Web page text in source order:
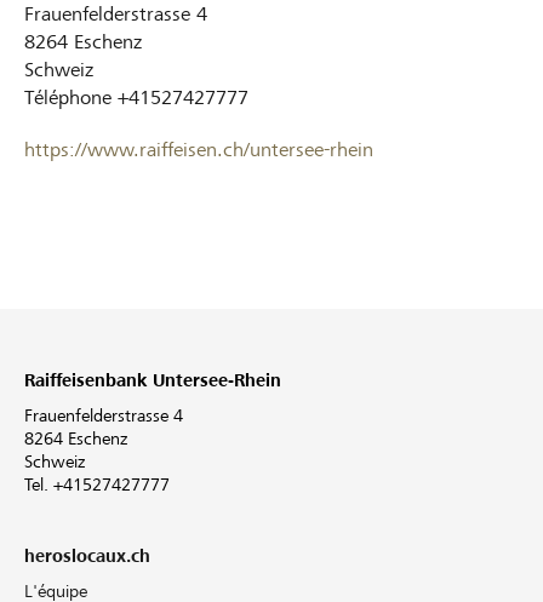
Frauenfelderstrasse 4
8264 Eschenz
Schweiz
Téléphone +41527427777
https://www.raiffeisen.ch/untersee-rhein
Raiffeisenbank Untersee-Rhein
Frauenfelderstrasse 4
8264 Eschenz
Schweiz
Tel. +41527427777
heroslocaux.ch
L'équipe